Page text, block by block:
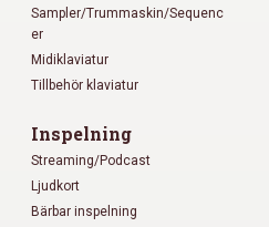
Sampler/Trummaskin/Sequenc
er
Midiklaviatur
Tillbehör klaviatur
Inspelning
Streaming/Podcast
Ljudkort
Bärbar inspelning